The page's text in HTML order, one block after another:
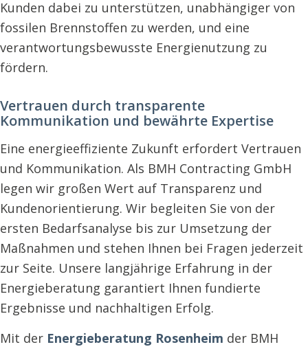
Kunden dabei zu unterstützen, unabhängiger von
fossilen Brennstoffen zu werden, und eine
verantwortungsbewusste Energienutzung zu
fördern.
Vertrauen durch transparente
Kommunikation und bewährte Expertise
Eine energieeffiziente Zukunft erfordert Vertrauen
und Kommunikation. Als BMH Contracting GmbH
legen wir großen Wert auf Transparenz und
Kundenorientierung. Wir begleiten Sie von der
ersten Bedarfsanalyse bis zur Umsetzung der
Maßnahmen und stehen Ihnen bei Fragen jederzeit
zur Seite. Unsere langjährige Erfahrung in der
Energieberatung garantiert Ihnen fundierte
Ergebnisse und nachhaltigen Erfolg.
Mit der Energieberatung Rosenheim der BMH